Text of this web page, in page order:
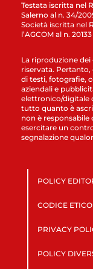
Testata iscritta nel
Salerno al n. 34/
Società iscritta nel
l’AGCOM al n. 20133
La riproduzione
riservata. Pertanto,
di testi, fotografie,
aziendali e
elettronico/digitale
tutto quanto è
non è
esercitare un
segnalazione
POLICY
CODICE
PRIVACY
POLICY